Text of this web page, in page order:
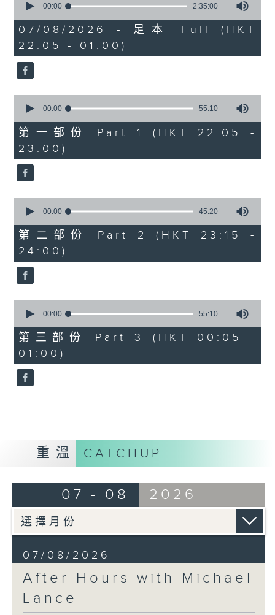
perfect soundtrack to your late-
night adventures.
So, whether you’re sliding into
your comfy chair, grabbing the
wheel, or surrendering to the
magic of the night, tune in to
After Hours with Michael Lance
Weekdays 10:05pm to 1am - On Air
- Online - On Radio 3
seconds
2
hours,
35
minutes,
0
seconds
00:00 2:35:00
07/08/2026 - 足本 Full (HKT
22:05 - 01:00)
seconds
55
minutes,
10
seconds
00:00 55:10
第一部份 Part 1 (HKT 22:05 -
23:00)
seconds
45
minutes,
20
seconds
00:00 45:20
第二部份 Part 2 (HKT 23:15 -
24:00)
seconds
55
minutes,
10
seconds
00:00 55:10
第三部份 Part 3 (HKT 00:05 -
01:00)
重溫 CATCHUP
07 - 08 2026
07/08/2026
After Hours with Michael
Lance